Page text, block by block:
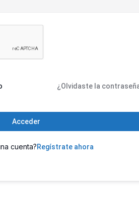
¿Olvidaste la
Acceder
cuenta?Regístrate ahora